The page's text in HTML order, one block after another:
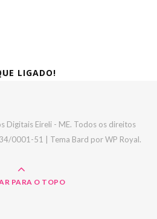
LIGADO!
Digitais Eireli - ME. Todos os direitos
0001-51 | Tema Bard porWP Royal.
PARA O TOPO